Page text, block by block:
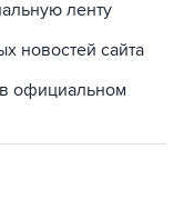
ленту
новостей сайта
официальном